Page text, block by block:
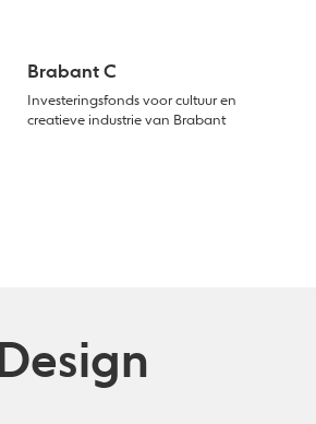
Brabant C
Investeringsfonds voor cultuur en
creatieve industrie van Brabant
Design